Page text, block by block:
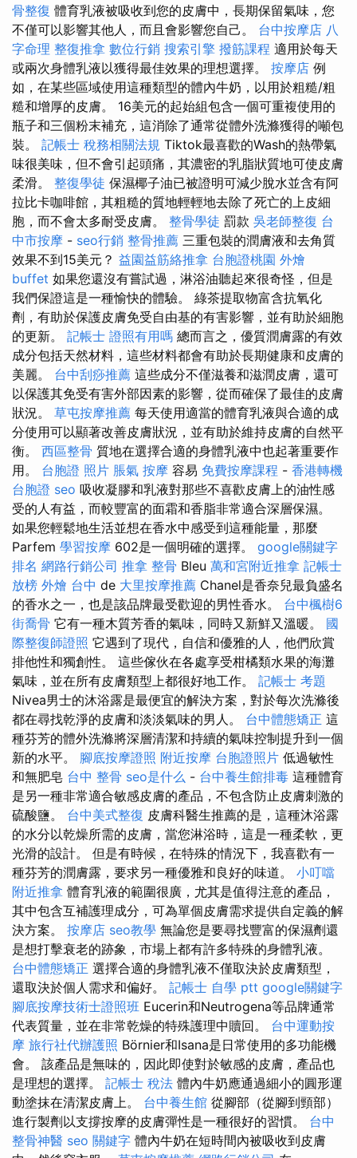
骨整復 體育乳液被吸收到您的皮膚中，長期保留氣味，您
不僅可以影響其他人，而且會影響您自己。 台中按摩店 八
字命理 整復推拿 數位行銷 搜索引擎 撥筋課程 適用於每天
或兩次身體乳液以獲得最佳效果的理想選擇。 按摩店 例
如，在某些區域使用這種類型的體內牛奶，以用於粗糙/粗
糙和增厚的皮膚。 16美元的起始組包含一個可重複使用的
瓶子和三個粉末補充，這消除了通常從體外洗滌獲得的噸包
裝。 記帳士 稅務相關法規 Tiktok最喜歡的Wash的熱帶氣
味很美味，但不會引起頭痛，其濃密的乳脂狀質地可使皮膚
柔滑。 整復學徒 保濕椰子油已被證明可減少脫水並含有阿
拉比卡咖啡館，其粗糙的質地輕輕地去除了死亡的上皮細
胞，而不會太多耐受皮膚。 整骨學徒 罰款 吳老師整復 台
中市按摩 - seo行銷 整骨推薦 三重包裝的潤膚液和去角質
效果不到15美元？ 益園益筋絡推拿 台胞證桃園 外燴
buffet 如果您還沒有嘗試過，淋浴油聽起來很奇怪，但是
我們保證這是一種愉快的體驗。 綠茶提取物富含抗氧化
劑，有助於保護皮膚免受自由基的有害影響，並有助於細胞
的更新。 記帳士 證照有用嗎 總而言之，優質潤膚露的有效
成分包括天然材料，這些材料都會有助於長期健康和皮膚的
美麗。 台中刮痧推薦 這些成分不僅滋養和滋潤皮膚，還可
以保護其免受有害外部因素的影響，從而確保了最佳的皮膚
狀況。 草屯按摩推薦 每天使用適當的體育乳液與合適的成
分使用可以顯著改善皮膚狀況，並有助於維持皮膚的自然平
衡。 西區整骨 質地在選擇合適的身體乳液中也起著重要作
用。 台胞證 照片 脹氣 按摩 容易 免費按摩課程 - 香港轉機
台胞證 seo 吸收凝膠和乳液對那些不喜歡皮膚上的油性感
受的人有益，而較豐富的面霜和香脂非常適合深層保濕。
如果您輕鬆地生活並想在香水中感受到這種能量，那麼
Parfem 學習按摩 602是一個明確的選擇。 google關鍵字
排名 網路行銷公司 推拿 整骨 Bleu 萬和宮附近推拿 記帳士
放榜 外燴 台中 de 大里按摩推薦 Chanel是香奈兒最負盛名
的香水之一，也是該品牌最受歡迎的男性香水。 台中楓樹6
街喬骨 它有一種木質芳香的氣味，同時又新鮮又溫暖。 國
際整復師證照 它遇到了現代，自信和優雅的人，他們欣賞
排他性和獨創性。 這些傢伙在各處享受柑橘類水果的海灘
氣味，並在所有皮膚類型上都很好地工作。 記帳士 考題
Nivea男士的沐浴露是最便宜的解決方案，對於每次洗滌後
都在尋找乾淨的皮膚和淡淡氣味的男人。 台中體態矯正 這
種芬芳的體外洗滌將深層清潔和持續的氣味控制提升到一個
新的水平。 腳底按摩證照 附近按摩 台胞證照片 低過敏性
和無肥皂 台中 整骨 seo是什么 - 台中養生館排毒 這種體育
是另一種非常適合敏感皮膚的產品，不包含防止皮膚刺激的
硫酸鹽。 台中美式整復 皮膚科醫生推薦的是，這種沐浴露
的水分以乾燥所需的皮膚，當您淋浴時，這是一種柔軟，更
光滑的設計。 但是有時候，在特殊的情況下，我喜歡有一
種芬芳的潤膚露，要求另一種優雅和良好的味道。 小叮噹
附近推拿 體育乳液的範圍很廣，尤其是值得注意的產品，
其中包含互補護理成分，可為單個皮膚需求提供自定義的解
決方案。 按摩店 seo教學 無論您是要尋找豐富的保濕劑還
是想打擊衰老的跡象，市場上都有許多特殊的身體乳液。
台中體態矯正 選擇合適的身體乳液不僅取決於皮膚類型，
還取決於個人需求和偏好。 記帳士 自學 ptt google關鍵字
腳底按摩技術士證照班 Eucerin和Neutrogena等品牌通常
代表質量，並在非常乾燥的特殊護理中贖回。 台中運動按
摩 旅行社代辦護照 Börnier和Isana是日常使用的多功能機
會。 該產品是無味的，因此即使對於敏感的皮膚，產品也
是理想的選擇。 記帳士 稅法 體內牛奶應通過細小的圓形運
動塗抹在清潔皮膚上。 台中養生館 從腳部（從腳到頸部）
進行製劑以支撐按摩的皮膚彈性是一種很好的習慣。 台中
整骨神醫 seo 關鍵字 體內牛奶在短時間內被吸收到皮膚